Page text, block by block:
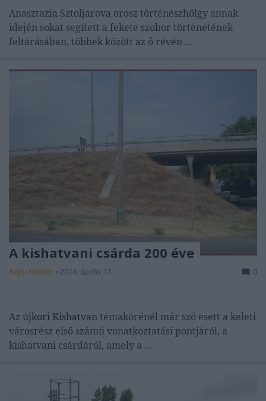
Anasztazia Sztoljarova orosz történészhölgy annak
idején sokat segített a fekete szobor történetének
feltárásában, többek között az ő révén ...
A kishatvani csárda 200 éve
Nagy Nándor • 2014. április 17. 0
Az újkori Kishatvantémakörénél már szó esett a keleti
városrész első számú vonatkoztatási pontjáról, a
kishatvani csárdáról, amely a ...